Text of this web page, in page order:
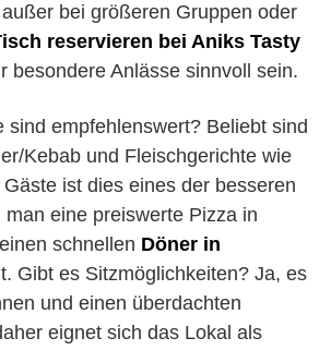
bei größeren Gruppen oder
reservieren bei Aniks Tasty
besondere Anlässe sinnvoll sein.
sind empfehlenswert? Beliebt sind
Kebab und Fleischgerichte wie
ist dies eines der besseren
eine preiswerte Pizza in
schnellen Döner in
Gibt es Sitzmöglichkeiten? Ja, es
und einen überdachten
eignet sich das Lokal als